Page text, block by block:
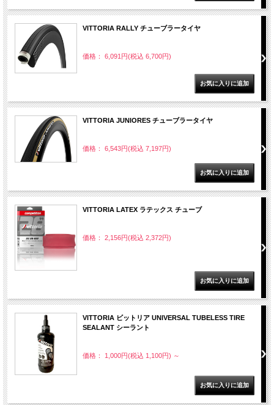
VITTORIA RALLY チューブラータイヤ
価格： 6,091円(税込 6,700円)
VITTORIA JUNIORES チューブラータイヤ
価格： 6,543円(税込 7,197円)
VITTORIA LATEX ラテックス チューブ
価格： 2,156円(税込 2,372円)
VITTORIA ビットリア UNIVERSAL TUBELESS TIRE
SEALANT シーラント
価格： 1,000円(税込 1,100円) ～